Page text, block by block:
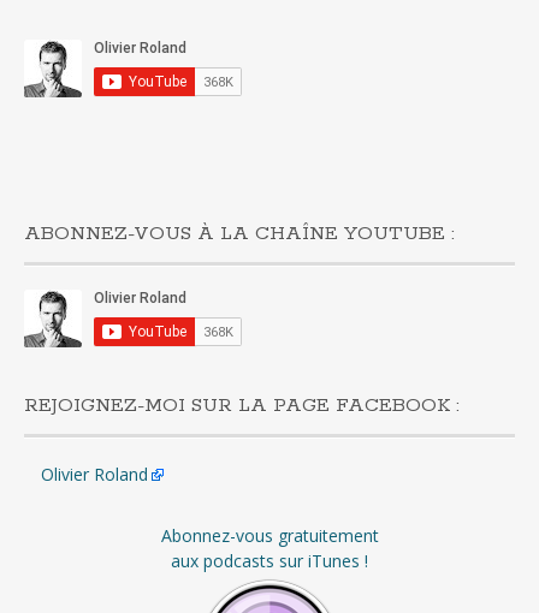
ABONNEZ-VOUS À LA CHAÎNE YOUTUBE :
REJOIGNEZ-MOI SUR LA PAGE FACEBOOK :
Olivier Roland
Abonnez-vous gratuitement
aux podcasts sur iTunes !